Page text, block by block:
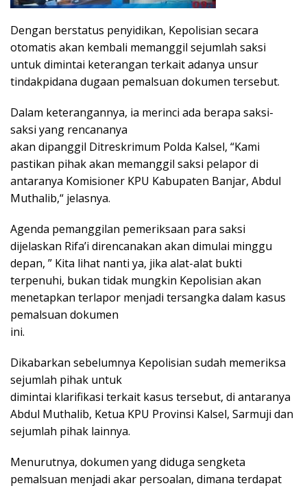
Dengan berstatus penyidikan, Kepolisian secara
otomatis akan kembali memanggil sejumlah saksi
untuk dimintai keterangan terkait adanya unsur
tindakpidana dugaan pemalsuan dokumen tersebut.
Dalam keterangannya, ia merinci ada berapa saksi-
saksi yang rencananya
akan dipanggil Ditreskrimum Polda Kalsel, “Kami
pastikan pihak akan memanggil saksi pelapor di
antaranya Komisioner KPU Kabupaten Banjar, Abdul
Muthalib,“ jelasnya.
Agenda pemanggilan pemeriksaan para saksi
dijelaskan Rifa’i direncanakan akan dimulai minggu
depan, ” Kita lihat nanti ya, jika alat-alat bukti
terpenuhi, bukan tidak mungkin Kepolisian akan
menetapkan terlapor menjadi tersangka dalam kasus
pemalsuan dokumen
ini.
Dikabarkan sebelumnya Kepolisian sudah memeriksa
sejumlah pihak untuk
dimintai klarifikasi terkait kasus tersebut, di antaranya
Abdul Muthalib, Ketua KPU Provinsi Kalsel, Sarmuji dan
sejumlah pihak lainnya.
Menurutnya, dokumen yang diduga sengketa
pemalsuan menjadi akar persoalan, dimana terdapat